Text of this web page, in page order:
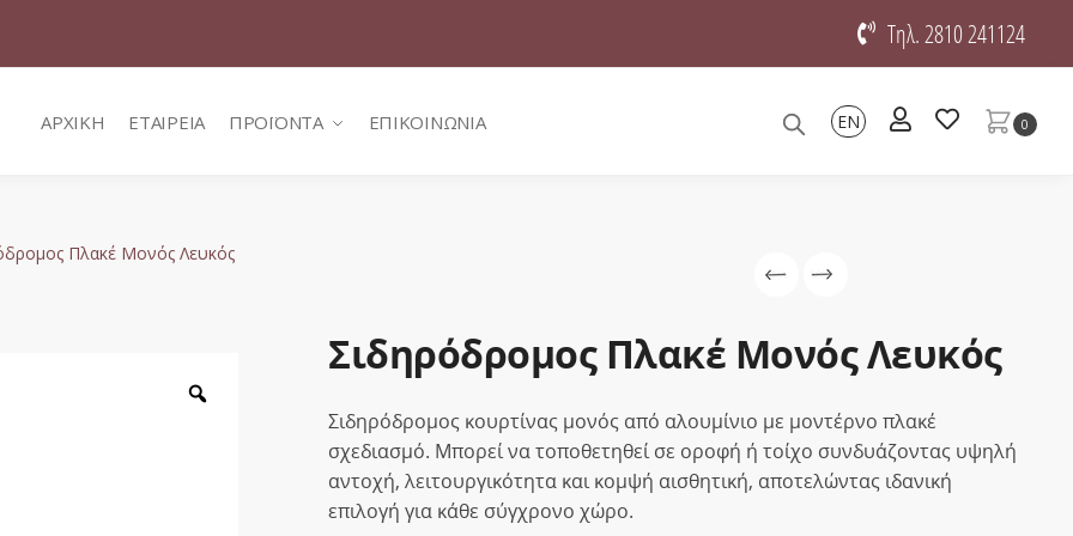
Τηλ. 2810 241124
ΑΡΧΙΚΗ ΕΤΑΙΡΕΙΑ ΠΡΟΪΟΝΤΑ ΕΠΙΚΟΙΝΩΝΙΑ EN 0
Πλακέ Μονός Λευκός
Σιδηρόδρομος Πλακέ Μονός Λευκός
Σιδηρόδρομος κουρτίνας μονός από αλουμίνιο με μοντέρνο πλακέ
σχεδιασμό. Μπορεί να τοποθετηθεί σε οροφή ή τοίχο συνδυάζοντας υψηλή
αντοχή, λειτουργικότητα και κομψή αισθητική, αποτελώντας ιδανική
επιλογή για κάθε σύγχρονο χώρο.